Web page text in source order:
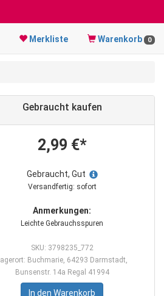
Merkliste Warenkorb 0
Gebraucht kaufen
2,99 €*
Gebraucht, Gut
Versandfertig: sofort
Anmerkungen:
Leichte Gebrauchsspuren
SKU: 3798235_772
Buchmarie, 64293 Darmstadt,
Bunsenstr. 14a Regal 41994
In den Warenkorb